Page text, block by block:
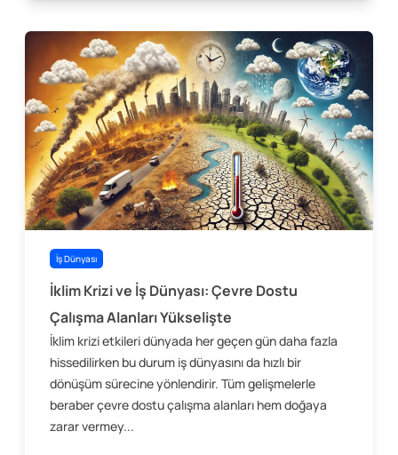
İş Dünyası
İklim Krizi ve İş Dünyası: Çevre Dostu
Çalışma Alanları Yükselişte
İklim krizi etkileri dünyada her geçen gün daha fazla
hissedilirken bu durum iş dünyasını da hızlı bir
dönüşüm sürecine yönlendirir. Tüm gelişmelerle
beraber çevre dostu çalışma alanları hem doğaya
zarar vermey...